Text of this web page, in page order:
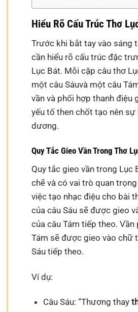
Hiểu Rõ Cấu Trúc Thơ
Trước khi bắt tay vào sáng
cần hiểu rõ cấu trúc đặc
Lục Bát. Mỗi cặp câu thơ
một câu Sáuvà một câu
vần và phối hợp thanh điệu
yếu tố then chốt tạo nên sự
dương.
Quy Tắc Gieo Vần Trong Thơ
Quy tắc gieo vần trong Lục
chẽ và có vai trò quan
việc tạo nhạc điệu cho bài
của câu Sáu sẽ được gieo
của câu Tám tiếp theo. Vần
Tám sẽ được gieo vào chữ
Sáu tiếp theo.
Ví dụ:
Câu Sáu: “Thương thay